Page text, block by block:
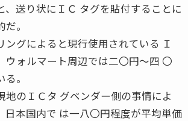
、送り状にＩＣ タグを貼付することに
。
ングによると現行使用されている Ｉ
ウォルマート周辺では二〇円〜四 〇
。
地のＩＣタ グベンダー側の事情によ
日本国内で は一八〇円程度が平均単価